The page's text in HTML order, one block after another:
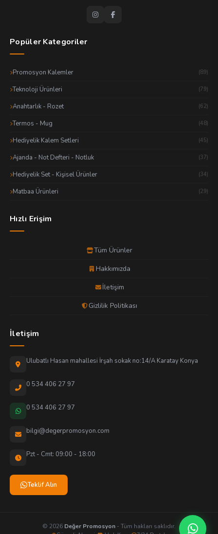
Popüler Kategoriler
Promosyon Kalemler (89)
Teknoloji Ürünleri (79)
Anahtarlık - Rozet (62)
Termos - Mug (48)
Hediyelik Kalem Setleri (45)
Ajanda - Not Defteri - Notluk (37)
Hediyelik Set - Kişisel Ürünler (34)
Matbaa Ürünleri (29)
Hızlı Erişim
Tüm Ürünler
Hakkımızda
İletişim
Gizlilik Politikası
İletişim
Ulubatlı Hasan mahallesi İrşah sokak no:14/A Karatay Konya
0 534 406 27 97
0 534 406 27 97
bilgi@degerpromosyon.com
Pzt - Cmt: 09:00 - 18:00
Teklif Alın
© 2026 Değer Promosyon - Tüm hakları saklıdır.